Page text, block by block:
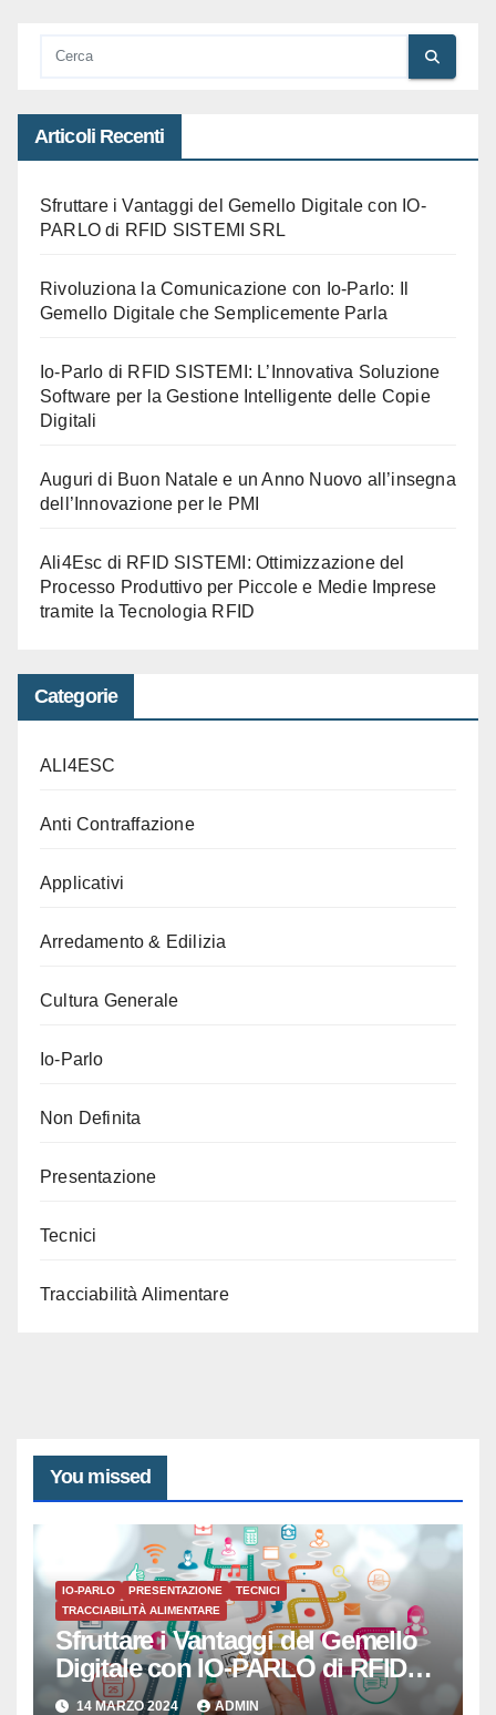
Articoli Recenti
Sfruttare i Vantaggi del Gemello Digitale con IO-
PARLO di RFID SISTEMI SRL
Rivoluziona la Comunicazione con Io-Parlo: Il
Gemello Digitale che Semplicemente Parla
Io-Parlo di RFID SISTEMI: L’Innovativa Soluzione
Software per la Gestione Intelligente delle Copie
Digitali
Auguri di Buon Natale e un Anno Nuovo all’insegna
dell’Innovazione per le PMI
Ali4Esc di RFID SISTEMI: Ottimizzazione del
Processo Produttivo per Piccole e Medie Imprese
tramite la Tecnologia RFID
Categorie
ALI4ESC
Anti Contraffazione
Applicativi
Arredamento & Edilizia
Cultura Generale
Io-Parlo
Non Definita
Presentazione
Tecnici
Tracciabilità Alimentare
You missed
IO-PARLO PRESENTAZIONE
TECNICI
TRACCIABILITÀ ALIMENTARE
Sfruttare i Vantaggi del Gemello
Digitale con IO-PARLO di RFID
SISTEMI SRL
14 MARZO 2024 ADMIN